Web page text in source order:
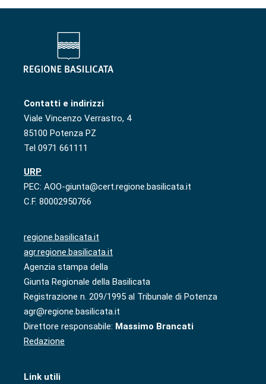
Contatti e indirizzi
Viale Vincenzo Verrastro, 4
85100 Potenza PZ
Tel 0971 661111
URP
PEC: AOO-giunta@cert.regione.basilicata.it
C.F. 80002950766
regione.basilicata.it
agr.regione.basilicata.it
Agenzia stampa della
Giunta Regionale della Basilicata
Registrazione n. 209/1995 al Tribunale di Potenza
agr@regione.basilicata.it
Direttore responsabile: Massimo Brancati
Redazione
Link utili